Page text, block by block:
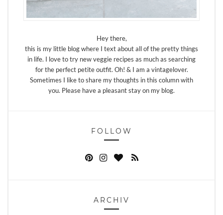
Hey there,
this is my little blog where I text about all of the pretty things
in life. I love to try new veggie recipes as much as searching
for the perfect petite outfit. Oh! & I am a vintagelover.
Sometimes I like to share my thoughts in this column with
you. Please have a pleasant stay on my blog.
FOLLOW
ARCHIV